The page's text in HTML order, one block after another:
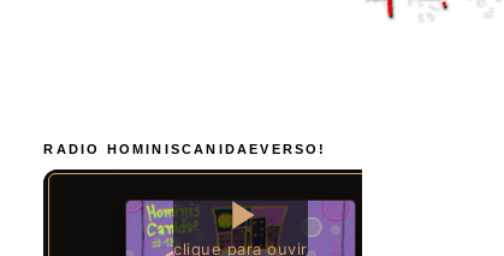
RADIO HOMINISCANIDAEVERSO!